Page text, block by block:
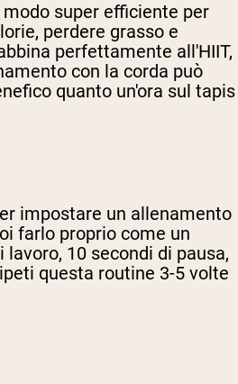
super efficiente per
perdere grasso e
perfettamente all'HIIT,
con la corda può
quanto un'ora sul tapis
impostare un allenamento
farlo proprio come un
lavoro, 10 secondi di pausa,
questa routine 3-5 volte